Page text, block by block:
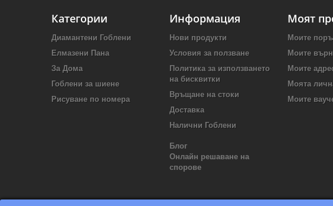
Категории
Диамантени Гоблени
Елмазени Пана
За Дома
Гоблени за шиене
Рисуване по номера
Информация
Нови продукти
Условия за ползване
Политика за използването
на бисквитки
Връщане на стоки
Доставка
Налични Гоблени
Блог
Онлайн решаване на
спорове
Моят
Моите
Моите
Моите
Моята
Моите